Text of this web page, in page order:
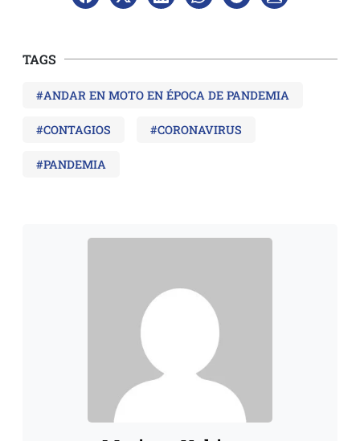
TAGS
#ANDAR EN MOTO EN ÉPOCA DE PANDEMIA
#CONTAGIOS #CORONAVIRUS
#PANDEMIA